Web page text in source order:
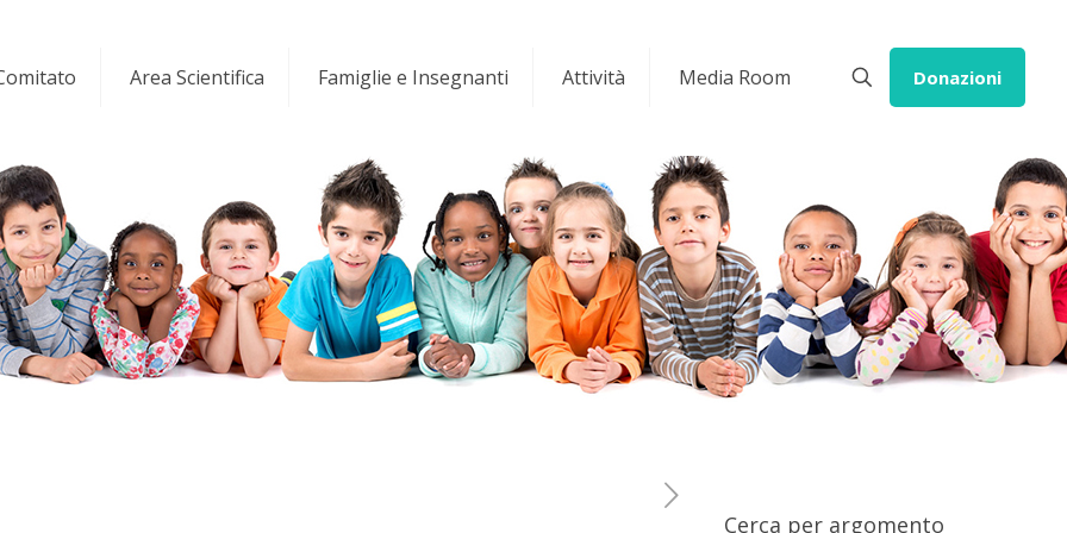
Area Scientifica Famiglie e Insegnanti Attività Media Room Donazioni
Cerca per argomento